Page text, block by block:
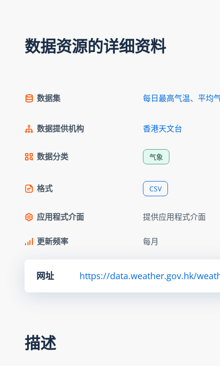
数据资源的详细资料
数据集 每日最高气温、平均
数据提供机构 香港天文台
数据分类 气象
格式 CSV
应用程式介面 提供应用程式介面
更新频率 每月
网址 https://data.weather.gov.hk/
描述